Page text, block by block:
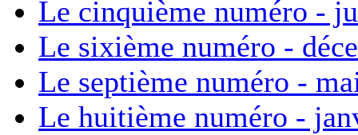
Le cinquième numéro -
Le sixième numéro -
Le septième numéro -
Le huitième numéro -